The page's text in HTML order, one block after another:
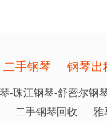
二手钢琴 钢琴出
-珠江钢琴-舒密尔钢
二手钢琴回收 雅